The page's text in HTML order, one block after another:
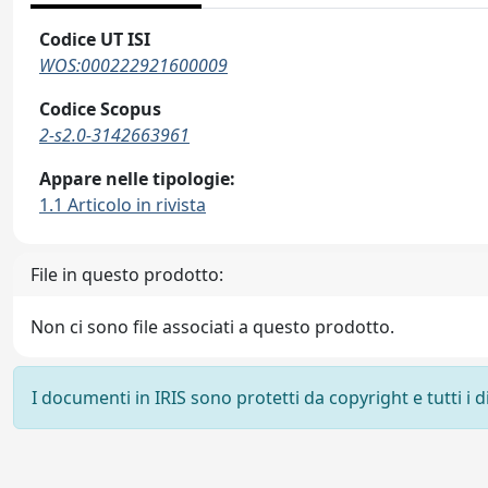
Codice UT ISI
WOS:000222921600009
Codice Scopus
2-s2.0-3142663961
Appare nelle tipologie:
1.1 Articolo in rivista
File in questo prodotto:
Non ci sono file associati a questo prodotto.
I documenti in IRIS sono protetti da copyright e tutti i